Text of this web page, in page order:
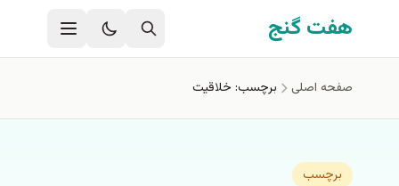
رفتن به محتوای اصلی
هفت گنج
صفحه اصلی برچسب: خلاقيت
برچسب